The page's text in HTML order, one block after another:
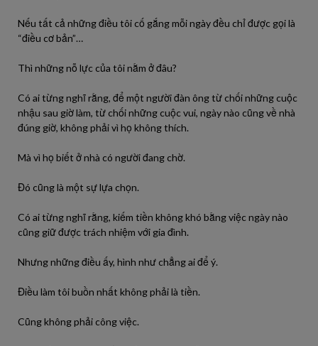
Nếu tất cả những điều tôi cố gắng mỗi ngày đều chỉ được gọi là
“điều cơ bản”…
Thì những nỗ lực của tôi nằm ở đâu?
Có ai từng nghĩ rằng, để một người đàn ông từ chối những cuộc
nhậu sau giờ làm, từ chối những cuộc vui, ngày nào cũng về nhà
đúng giờ, không phải vì họ không thích.
Mà vì họ biết ở nhà có người đang chờ.
Đó cũng là một sự lựa chọn.
Có ai từng nghĩ rằng, kiếm tiền không khó bằng việc ngày nào
cũng giữ được trách nhiệm với gia đình.
Nhưng những điều ấy, hình như chẳng ai để ý.
Điều làm tôi buồn nhất không phải là tiền.
Cũng không phải công việc.